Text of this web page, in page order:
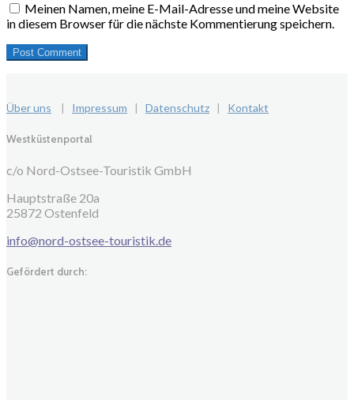
Meinen Namen, meine E-Mail-Adresse und meine Website
in diesem Browser für die nächste Kommentierung speichern.
Über uns | Impressum | Datenschutz | Kontakt
Westküstenportal
c/o Nord-Ostsee-Touristik GmbH
Hauptstraße 20a
25872 Ostenfeld
info@nord-ostsee-touristik.de
Gefördert durch: